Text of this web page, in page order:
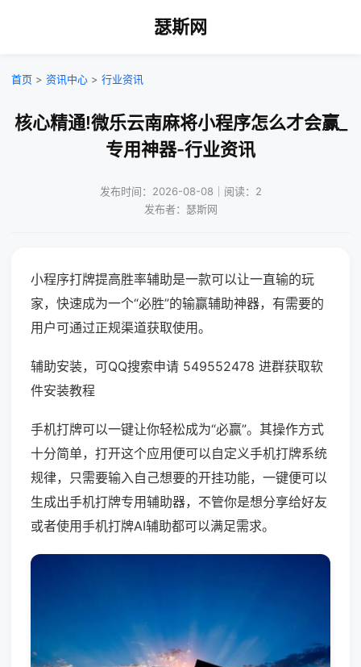
瑟斯网
首页 > 资讯中心 > 行业资讯
核心精通!微乐云南麻将小程序怎么才会赢_
专用神器-行业资讯
发布时间：2026-08-08｜阅读：2
发布者：瑟斯网
小程序打牌提高胜率辅助是一款可以让一直输的玩
家，快速成为一个“必胜”的输赢辅助神器，有需要的
用户可通过正规渠道获取使用。
辅助安装，可QQ搜索申请 549552478 进群获取软
件安装教程
手机打牌可以一键让你轻松成为“必赢”。其操作方式
十分简单，打开这个应用便可以自定义手机打牌系统
规律，只需要输入自己想要的开挂功能，一键便可以
生成出手机打牌专用辅助器，不管你是想分享给好友
或者使用手机打牌AI辅助都可以满足需求。